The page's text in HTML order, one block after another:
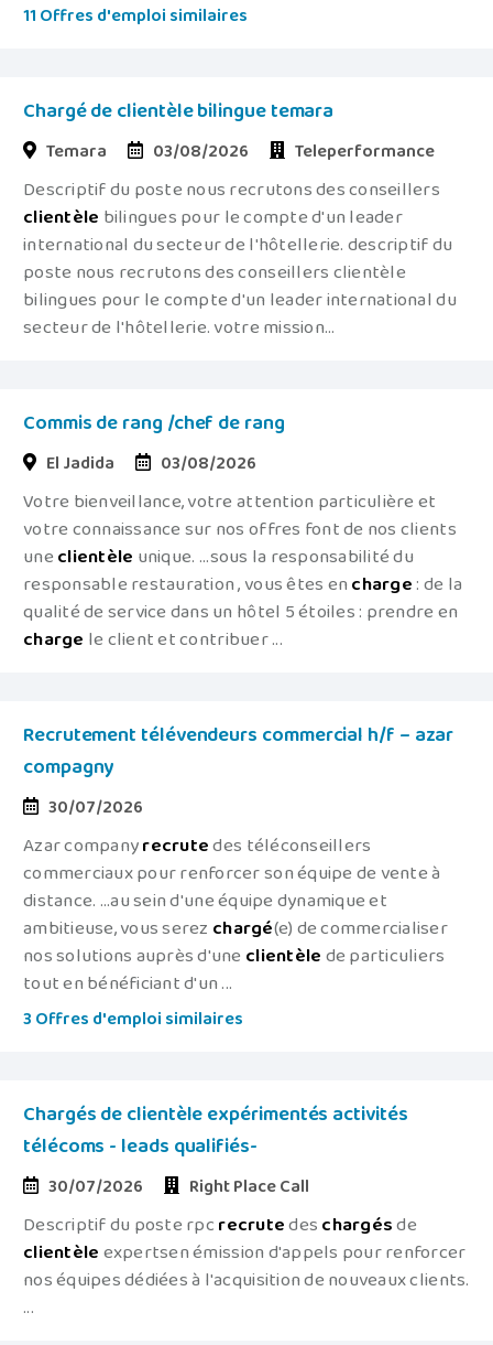
11 Offres d'emploi similaires
Chargé de clientèle bilingue temara
Temara 03/08/2026 Teleperformance
Descriptif du poste nous recrutons des conseillers
clientèle bilingues pour le compte d'un leader
international du secteur de l'hôtellerie. descriptif du
poste nous recrutons des conseillers clientèle
bilingues pour le compte d'un leader international du
secteur de l'hôtellerie. votre mission...
Commis de rang /chef de rang
El Jadida 03/08/2026
Votre bienveillance, votre attention particulière et
votre connaissance sur nos offres font de nos clients
uneclientèle unique. ...sous la responsabilité du
responsable restauration , vous êtes encharge: de la
qualité de service dans un hôtel 5 étoiles : prendre en
charge le client et contribuer ...
Recrutement télévendeurs commercial h/f – azar
compagny
30/07/2026
Azar companyrecrutedes téléconseillers
commerciaux pour renforcer son équipe de vente à
distance. ...au sein d'une équipe dynamique et
ambitieuse, vous serez chargé(e) de commercialiser
nos solutions auprès d'une clientèlede particuliers
tout en bénéficiant d'un ...
3 Offres d'emploi similaires
Chargés de clientèle expérimentés activités
télécoms - leads qualifiés-
30/07/2026 Right Place Call
Descriptif du poste rpcrecrutedeschargésde
clientèleexpertsen émission d'appels pour renforcer
nos équipes dédiées à l'acquisition de nouveaux clients.
...